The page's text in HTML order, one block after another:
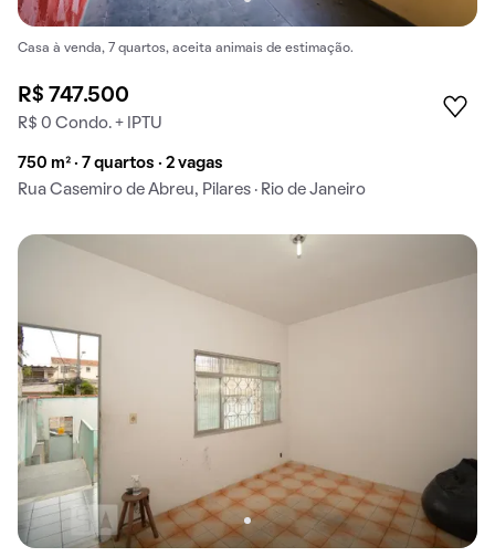
Casa à venda, 7 quartos, aceita animais de estimação.
R$ 747.500
R$ 0 Condo. + IPTU
750 m² · 7 quartos · 2 vagas
Rua Casemiro de Abreu, Pilares · Rio de Janeiro